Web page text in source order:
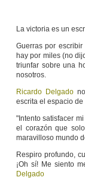
La victoria es un
Guerras por
hay por miles (no
triunfar sobre una
nosotros.
Ricardo Delgado
escrita el espacio
"Intento satisfacer
el corazón que
maravilloso mundo
Respiro profundo,
¡Oh sí! Me siento
Delgado